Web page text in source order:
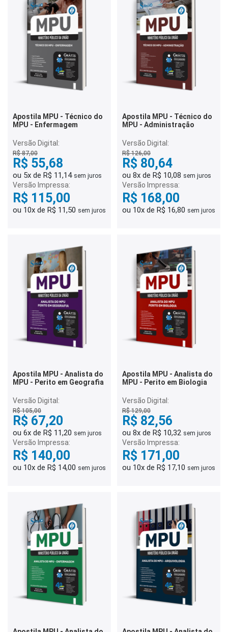
Apostila MPU - Técnico do
MPU - Enfermagem
Versão Digital:
R$ 87,00
R$ 55,68
ou 5x de R$ 11,14 sem juros
Versão Impressa:
R$ 115,00
ou 10x de R$ 11,50 sem juros
Apostila MPU - Técnico do
MPU - Administração
Versão Digital:
R$ 126,00
R$ 80,64
ou 8x de R$ 10,08 sem juros
Versão Impressa:
R$ 168,00
ou 10x de R$ 16,80 sem juros
Apostila MPU - Analista do
MPU - Perito em Geografia
Versão Digital:
R$ 105,00
R$ 67,20
ou 6x de R$ 11,20 sem juros
Versão Impressa:
R$ 140,00
ou 10x de R$ 14,00 sem juros
Apostila MPU - Analista do
MPU - Perito em Biologia
Versão Digital:
R$ 129,00
R$ 82,56
ou 8x de R$ 10,32 sem juros
Versão Impressa:
R$ 171,00
ou 10x de R$ 17,10 sem juros